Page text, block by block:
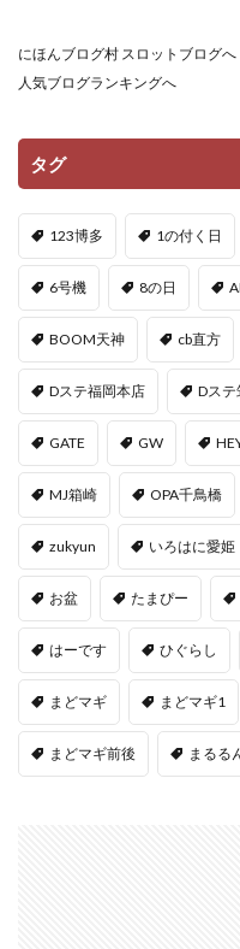
にほんブログ村 スロットブログへ
人気ブログランキングへ
タグ
123博多 1の付く日
6号機 8の日
BOOM天神 cb直方
Dステ福岡本店 Dス
GATE GW
MJ箱崎 OPA千鳥橋
zukyun いろはに愛姫
お盆 たまぴー
はーです ひぐらし
まどマギ まどマギ1
まどマギ前後 まるる